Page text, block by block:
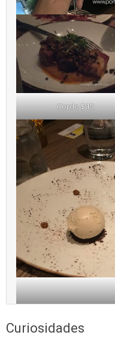
Cerdo $15
Curiosidades